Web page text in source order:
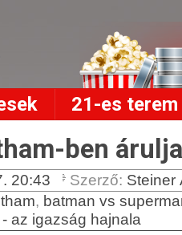
21-es terem
ben
20:43 Szerző: Steiner
, batman vs
az igazság hajnala